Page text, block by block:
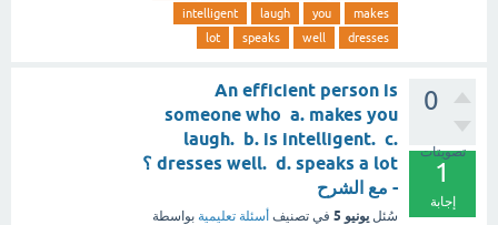
makes
you
laugh
intelligent
dresses
well
speaks
lot
0
تصويتات
1
إجابة
An efficient person is
someone who a. makes you
laugh. b. is intelligent. c.
dresses well. d. speaks a lot ؟
- مع الشرح
سُئل يونيو 5 في تصنيف أسئلة تعليمية بواسطة